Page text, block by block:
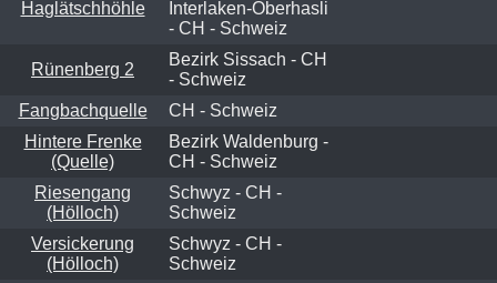
Haglätschhöhle
Interlaken-Oberhasli
- CH - Schweiz
Rünenberg 2
Bezirk Sissach - CH
- Schweiz
Fangbachquelle
CH - Schweiz
Hintere Frenke
(Quelle)
Bezirk Waldenburg -
CH - Schweiz
Riesengang
(Hölloch)
Schwyz - CH -
Schweiz
Versickerung
(Hölloch)
Schwyz - CH -
Schweiz